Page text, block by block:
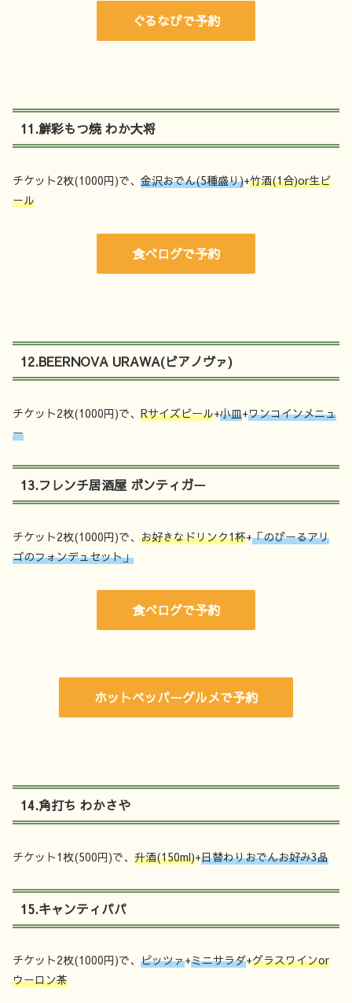
ぐるなびで予約
11.鮮彩もつ焼 わか大将
チケット2枚(1000円)で、 金沢おでん(5種盛り)+竹酒(1合)or生ビ
ール
食べログで予約
12.BEERNOVA URAWA(ビアノヴァ)
チケット2枚(1000円)で、 Rサイズビール+小皿+ワンコインメニュ
ー
13.フレンチ居酒屋 ボンティガー
チケット2枚(1000円)で、 お好きなドリンク1杯+「のびーるアリ
ゴのフォンデュセット」
食べログで予約
ホットペッパーグルメで予約
14.角打ち わかさや
チケット1枚(500円)で、 升酒(150ml)+日替わりおでんお好み3品
15.キャンティパパ
チケット2枚(1000円)で、 ピッツァ+ミニサラダ+グラスワインor
ウーロン茶